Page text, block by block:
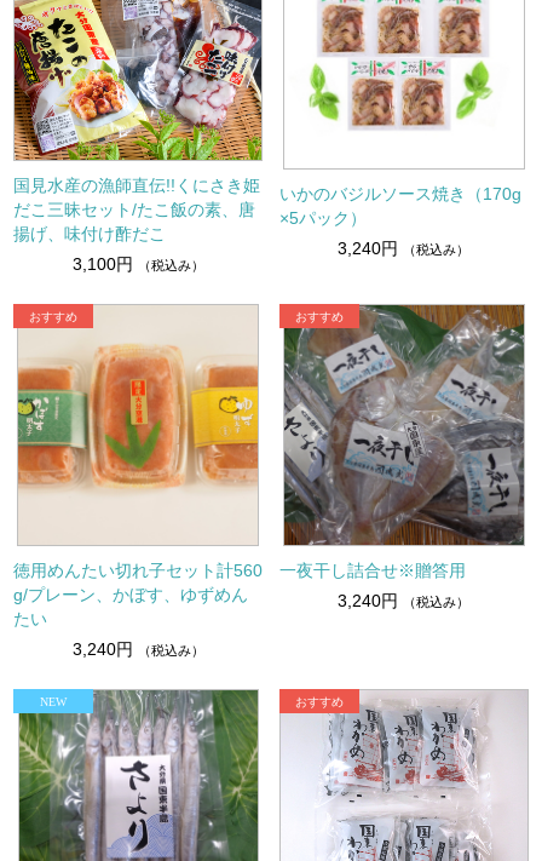
国見水産の漁師直伝!!くにさき姫
だこ三昧セット/たこ飯の素、唐
揚げ、味付け酢だこ
3,100円
（税込み）
いかのバジルソース焼き（170g
×5パック）
3,240円
（税込み）
徳用めんたい切れ子セット計560
g/プレーン、かぼす、ゆずめん
たい
3,240円
（税込み）
一夜干し詰合せ※贈答用
3,240円
（税込み）